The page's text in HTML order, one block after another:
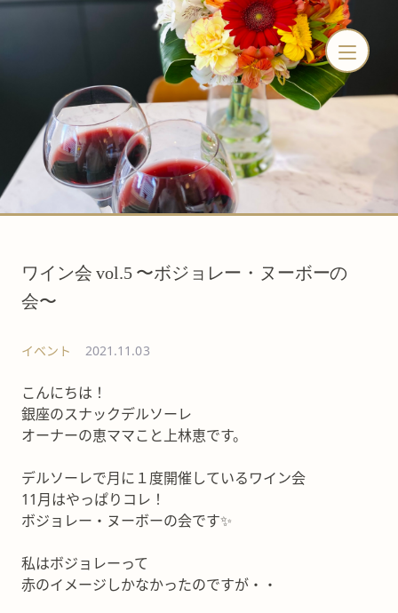
ワイン会 vol.5 〜ボジョレー・ヌーボーの
会〜
イベント 2021.11.03
こんにちは！
銀座のスナックデルソーレ
オーナーの恵ママこと上林恵です。
デルソーレで月に１度開催しているワイン会
11月はやっぱりコレ！
ボジョレー・ヌーボーの会です✨
私はボジョレーって
赤のイメージしかなかったのですが・・